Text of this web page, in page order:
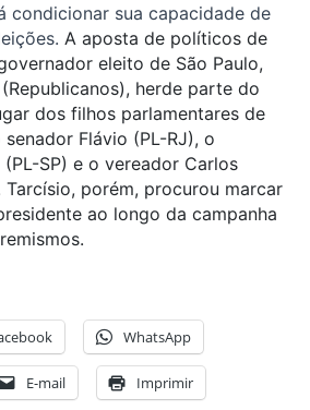
condicionar sua capacidade de
A aposta de políticos de
eleito de São Paulo,
herde parte do
dos filhos parlamentares de
Flávio (PL-RJ), o
SP) e o vereador Carlos
Tarcísio, porém, procurou marcar
ao longo da campanha
WhatsApp
E-mail Imprimir